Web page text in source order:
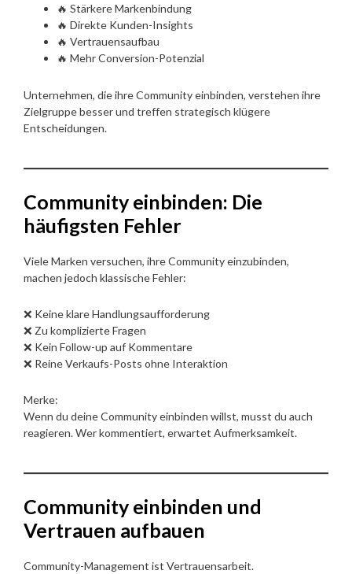
🔥 Stärkere Markenbindung
🔥 Direkte Kunden-Insights
🔥 Vertrauensaufbau
🔥 Mehr Conversion-Potenzial
Unternehmen, die ihre Community einbinden, verstehen ihre
Zielgruppe besser und treffen strategisch klügere
Entscheidungen.
Community einbinden: Die
häufigsten Fehler
Viele Marken versuchen, ihre Community einzubinden,
machen jedoch klassische Fehler:
❌ Keine klare Handlungsaufforderung
❌ Zu komplizierte Fragen
❌ Kein Follow-up auf Kommentare
❌ Reine Verkaufs-Posts ohne Interaktion
Merke:
Wenn du deine Community einbinden willst, musst du auch
reagieren. Wer kommentiert, erwartet Aufmerksamkeit.
Community einbinden und
Vertrauen aufbauen
Community-Management ist Vertrauensarbeit.